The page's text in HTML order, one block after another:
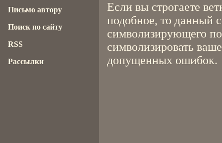
Если вы строгаете
подобное, то данный
символизирующего
символизировать
допущенных ошибок.
Письмо автору
Поиск по сайту
RSS
Рассылки